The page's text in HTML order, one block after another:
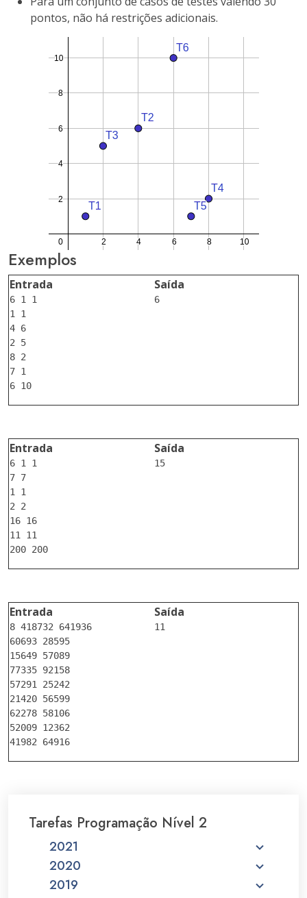
pontos, não há restrições adicionais.
Exemplos
Entrada
6 1 1
1 1
4 6
2 5
8 2
7 1
Saída
6
Entrada
6 1 1
7 7
1 1
2 2
16 16
11 11
Saída
15
Entrada
8 418732 641936
60693 28595
15649 57089
77335 92158
57291 25242
21420 56599
62278 58106
52009 12362
Saída
11
Tarefas Programação Nível 2
2021
2020
2019